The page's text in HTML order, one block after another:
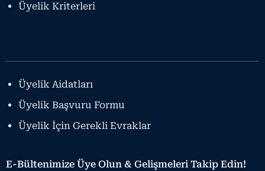
Üyelik Kriterleri
Üyelik Aidatları
Üyelik Başvuru Formu
Üyelik İçin Gerekli Evraklar
E-Bültenimize Üye Olun & Gelişmeleri Takip Edin!